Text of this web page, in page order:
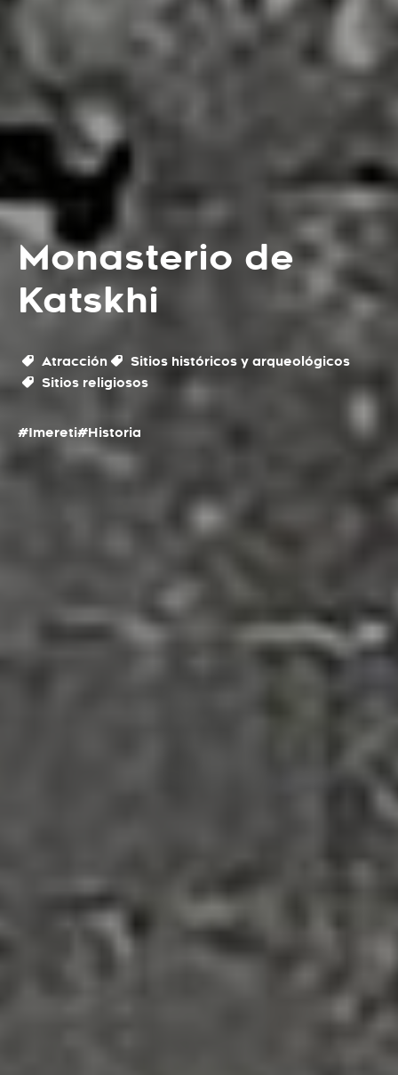
Monasterio de
Katskhi
Atracción
Sitios históricos y arqueológicos
Sitios religiosos
#Imereti#Historia